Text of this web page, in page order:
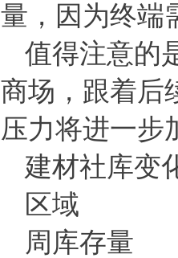
量，因为终端
值得注意的
商场，跟着后
压力将进一步
建材社库变
区域
周库存量